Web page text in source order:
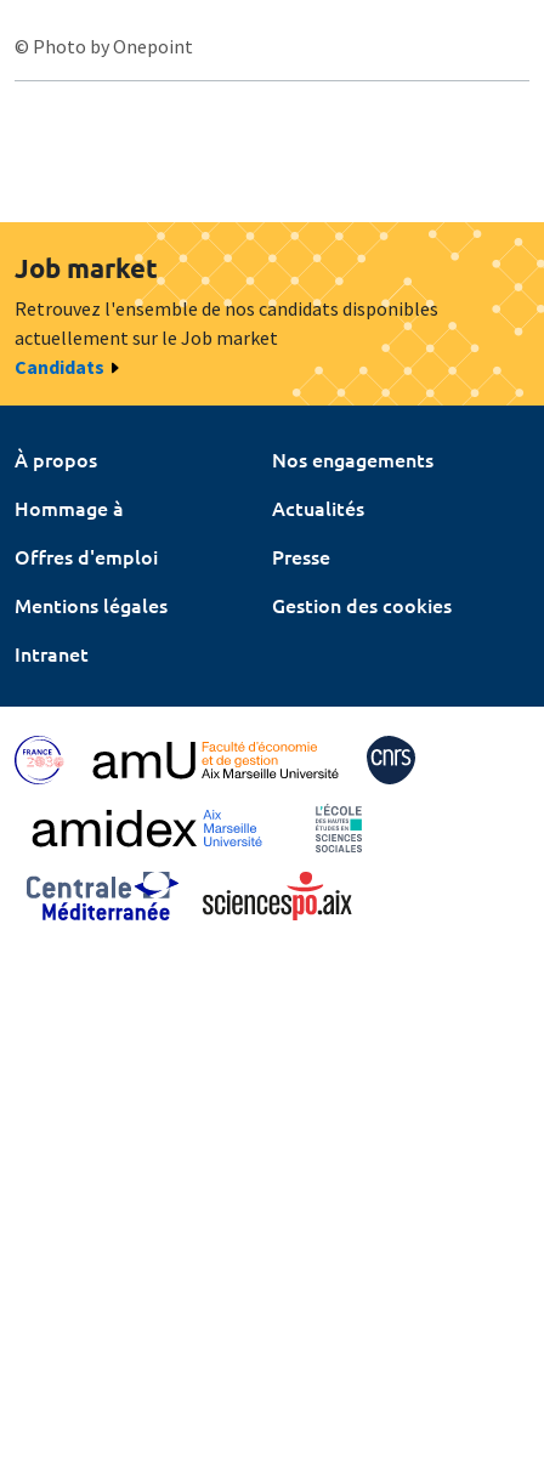
© Photo by Onepoint
Job market
Retrouvez l'ensemble de nos candidats disponibles
actuellement sur le Job market
Candidats
À propos
Nos engagements
Hommage à
Actualités
Offres d'emploi
Presse
Mentions légales
Gestion des cookies
Intranet